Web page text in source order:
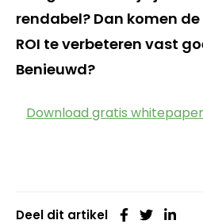
rendabel? Dan komen
ROI te verbeteren vast
Benieuwd?
Download gratis whitepaper
Deel dit artikel